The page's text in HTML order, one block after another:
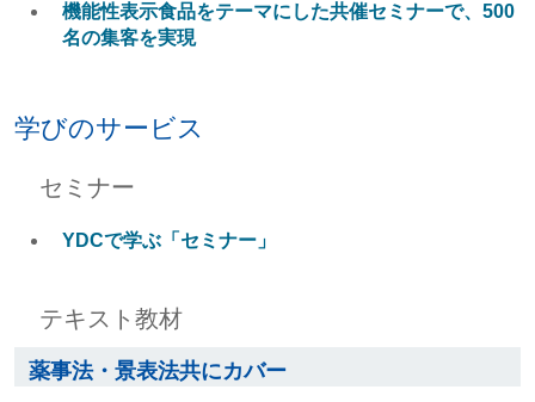
機能性表示食品をテーマにした共催セミナーで、500
名の集客を実現
学びのサービス
セミナー
YDCで学ぶ「セミナー」
テキスト教材
薬事法・景表法共にカバー